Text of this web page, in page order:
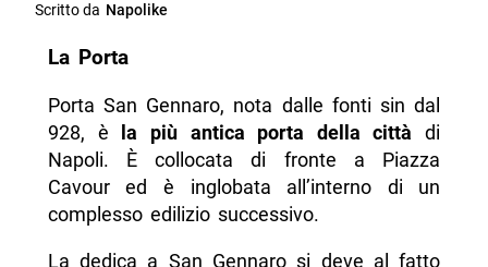
Scritto da Napolike
La Porta
Porta San Gennaro, nota dalle fonti sin dal
928, è la più antica porta della città di
Napoli. È collocata di fronte a Piazza
Cavour ed è inglobata all’interno di un
complesso edilizio successivo.
La dedica a San Gennaro si deve al fatto